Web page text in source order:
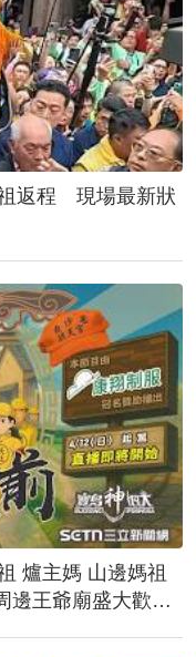
返程 現場最新狀
爐主媽 山邊媽祖
邊王爺廟盛大歡